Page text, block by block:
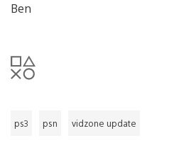
Ben
ps3 psn vidzone update